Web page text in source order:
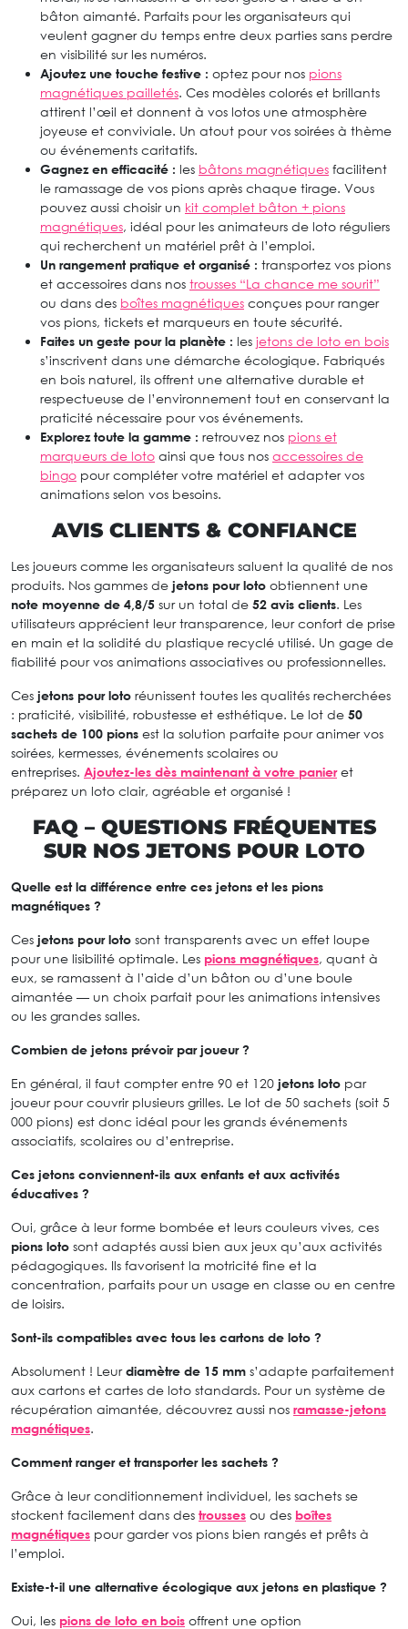
bâton aimanté. Parfaits pour les organisateurs qui
veulent gagner du temps entre deux parties sans perdre
en visibilité sur les numéros.
Ajoutez une touche festive : optez pour nos pions
magnétiques pailletés. Ces modèles colorés et brillants
attirent l’œil et donnent à vos lotos une atmosphère
joyeuse et conviviale. Un atout pour vos soirées à thème
ou événements caritatifs.
Gagnez en efficacité : les bâtons magnétiques facilitent
le ramassage de vos pions après chaque tirage. Vous
pouvez aussi choisir un kit complet bâton + pions
magnétiques, idéal pour les animateurs de loto réguliers
qui recherchent un matériel prêt à l’emploi.
Un rangement pratique et organisé : transportez vos pions
et accessoires dans nos trousses “La chance me sourit”
ou dans des boîtes magnétiques conçues pour ranger
vos pions, tickets et marqueurs en toute sécurité.
Faites un geste pour la planète : les jetons de loto en bois
s’inscrivent dans une démarche écologique. Fabriqués
en bois naturel, ils offrent une alternative durable et
respectueuse de l’environnement tout en conservant la
praticité nécessaire pour vos événements.
Explorez toute la gamme : retrouvez nos pions et
marqueurs de loto ainsi que tous nos accessoires de
bingo pour compléter votre matériel et adapter vos
animations selon vos besoins.
AVIS CLIENTS & CONFIANCE
Les joueurs comme les organisateurs saluent la qualité de nos
produits. Nos gammes de jetons pour loto obtiennent une
note moyenne de 4,8/5 sur un total de 52 avis clients. Les
utilisateurs apprécient leur transparence, leur confort de prise
en main et la solidité du plastique recyclé utilisé. Un gage de
fiabilité pour vos animations associatives ou professionnelles.
Ces jetons pour loto réunissent toutes les qualités recherchées
: praticité, visibilité, robustesse et esthétique. Le lot de 50
sachets de 100 pions est la solution parfaite pour animer vos
soirées, kermesses, événements scolaires ou
entreprises. Ajoutez-les dès maintenant à votre panieret
préparez un loto clair, agréable et organisé !
FAQ – QUESTIONS FRÉQUENTES
SUR NOS JETONS POUR LOTO
Quelle est la différence entre ces jetons et les pions
magnétiques ?
Ces jetons pour loto sont transparents avec un effet loupe
pour une lisibilité optimale. Les pions magnétiques, quant à
eux, se ramassent à l’aide d’un bâton ou d’une boule
aimantée — un choix parfait pour les animations intensives
ou les grandes salles.
Combien de jetons prévoir par joueur ?
En général, il faut compter entre 90 et 120 jetons loto par
joueur pour couvrir plusieurs grilles. Le lot de 50 sachets (soit 5
000 pions) est donc idéal pour les grands événements
associatifs, scolaires ou d’entreprise.
Ces jetons conviennent-ils aux enfants et aux activités
éducatives ?
Oui, grâce à leur forme bombée et leurs couleurs vives, ces
pions loto sont adaptés aussi bien aux jeux qu’aux activités
pédagogiques. Ils favorisent la motricité fine et la
concentration, parfaits pour un usage en classe ou en centre
de loisirs.
Sont-ils compatibles avec tous les cartons de loto ?
Absolument ! Leurdiamètre de 15 mm s’adapte parfaitement
aux cartons et cartes de loto standards. Pour un système de
récupération aimantée, découvrez aussi nos ramasse-jetons
magnétiques.
Comment ranger et transporter les sachets ?
Grâce à leur conditionnement individuel, les sachets se
stockent facilement dans des trousses ou des boîtes
magnétiques pour garder vos pions bien rangés et prêts à
l’emploi.
Existe-t-il une alternative écologique aux jetons en plastique ?
Oui, les pions de loto en bois offrent une option